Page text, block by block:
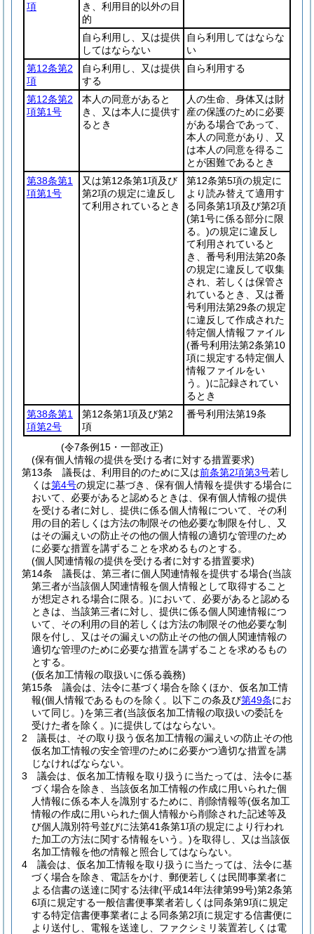
項
き、利用目的以外の目
的
自ら利用し、又は提供
してはならない
自ら利用してはならな
い
第12条第2
項
自ら利用し、又は提供
する
自ら利用する
第12条第2
項第1号
本人の同意があると
き、又は本人に提供す
るとき
人の生命、身体又は財
産の保護のために必要
がある場合であって、
本人の同意があり、又
は本人の同意を得るこ
とが困難であるとき
第38条第1
項第1号
又は第12条第1項及び
第2項の規定に違反し
て利用されているとき
第12条第5項の規定に
より読み替えて適用す
る同条第1項及び第2項
(第1号に係る部分に限
る。)の規定に違反し
て利用されていると
き、番号利用法第20条
の規定に違反して収集
され、若しくは保管さ
れているとき、又は番
号利用法第29条の規定
に違反して作成された
特定個人情報ファイル
(番号利用法第2条第10
項に規定する特定個人
情報ファイルをい
う。)に記録されてい
るとき
第38条第1
項第2号
第12条第1項及び第2
項
番号利用法第19条
(令7条例15・一部改正)
(保有個人情報の提供を受ける者に対する措置要求)
第13条
議長は、利用目的のために又は前条第2項第3号若し
くは第4号の規定に基づき、保有個人情報を提供する場合に
おいて、必要があると認めるときは、保有個人情報の提供
を受ける者に対し、提供に係る個人情報について、その利
用の目的若しくは方法の制限その他必要な制限を付し、又
はその漏えいの防止その他の個人情報の適切な管理のため
に必要な措置を講ずることを求めるものとする。
(個人関連情報の提供を受ける者に対する措置要求)
第14条
議長は、第三者に個人関連情報を提供する場合(当該
第三者が当該個人関連情報を個人情報として取得すること
が想定される場合に限る。)において、必要があると認める
ときは、当該第三者に対し、提供に係る個人関連情報につ
いて、その利用の目的若しくは方法の制限その他必要な制
限を付し、又はその漏えいの防止その他の個人関連情報の
適切な管理のために必要な措置を講ずることを求めるもの
とする。
(仮名加工情報の取扱いに係る義務)
第15条
議会は、法令に基づく場合を除くほか、仮名加工情
報(個人情報であるものを除く。以下この条及び第49条にお
いて同じ。)を第三者(当該仮名加工情報の取扱いの委託を
受けた者を除く。)に提供してはならない。
2
議長は、その取り扱う仮名加工情報の漏えいの防止その他
仮名加工情報の安全管理のために必要かつ適切な措置を講
じなければならない。
3
議会は、仮名加工情報を取り扱うに当たっては、法令に基
づく場合を除き、当該仮名加工情報の作成に用いられた個
人情報に係る本人を識別するために、削除情報等(仮名加工
情報の作成に用いられた個人情報から削除された記述等及
び個人識別符号並びに法第41条第1項の規定により行われ
た加工の方法に関する情報をいう。)を取得し、又は当該仮
名加工情報を他の情報と照合してはならない。
4
議会は、仮名加工情報を取り扱うに当たっては、法令に基
づく場合を除き、電話をかけ、郵便若しくは民間事業者に
よる信書の送達に関する法律(平成14年法律第99号)第2条第
6項に規定する一般信書便事業者若しくは同条第9項に規定
する特定信書便事業者による同条第2項に規定する信書便に
より送付し、電報を送達し、ファクシミリ装置若しくは電